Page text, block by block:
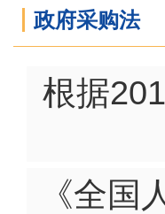
政府采购法
根据
《全